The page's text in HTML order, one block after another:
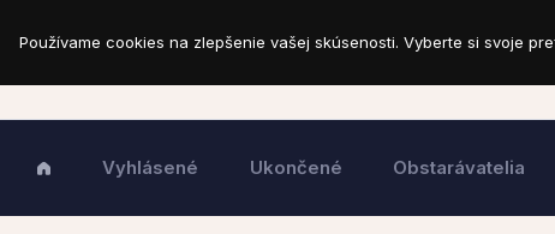
Vyhlásené Ukončené Obstarávatelia
Používame cookies na zlepšenie vašej skúsenosti. Vyberte si svoje